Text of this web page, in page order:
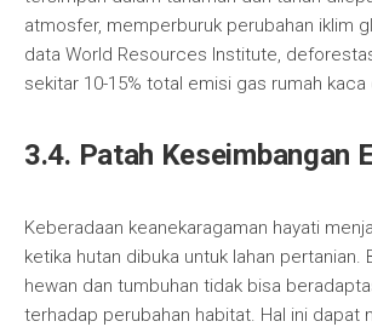
atmosfer, memperburuk perubahan iklim
data World Resources Institute,
sekitar 10-15% total emisi gas rumah kaca
3.4. Patah Keseimbangan
Keberadaan keanekaragaman hayati
ketika hutan dibuka untuk lahan pertanian.
hewan dan tumbuhan tidak bisa
terhadap perubahan habitat. Hal ini dapat